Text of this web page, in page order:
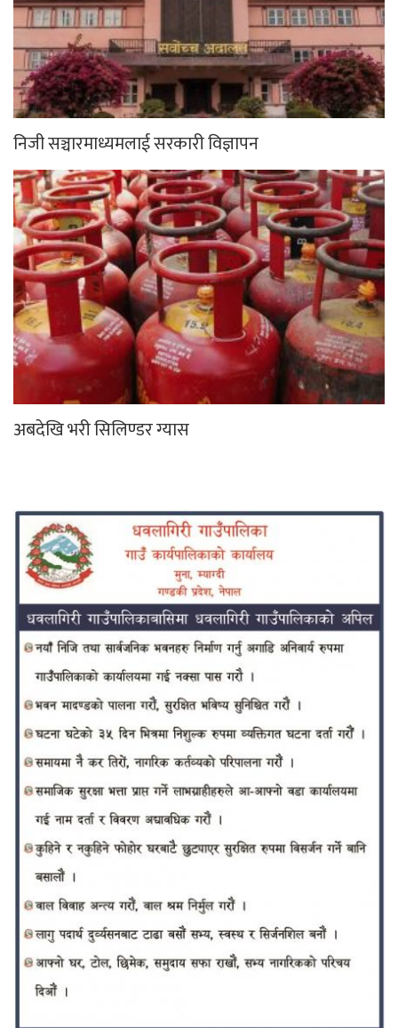
निजी सञ्चारमाध्यमलाई सरकारी विज्ञापन
अबदेखि भरी सिलिण्डर ग्यास